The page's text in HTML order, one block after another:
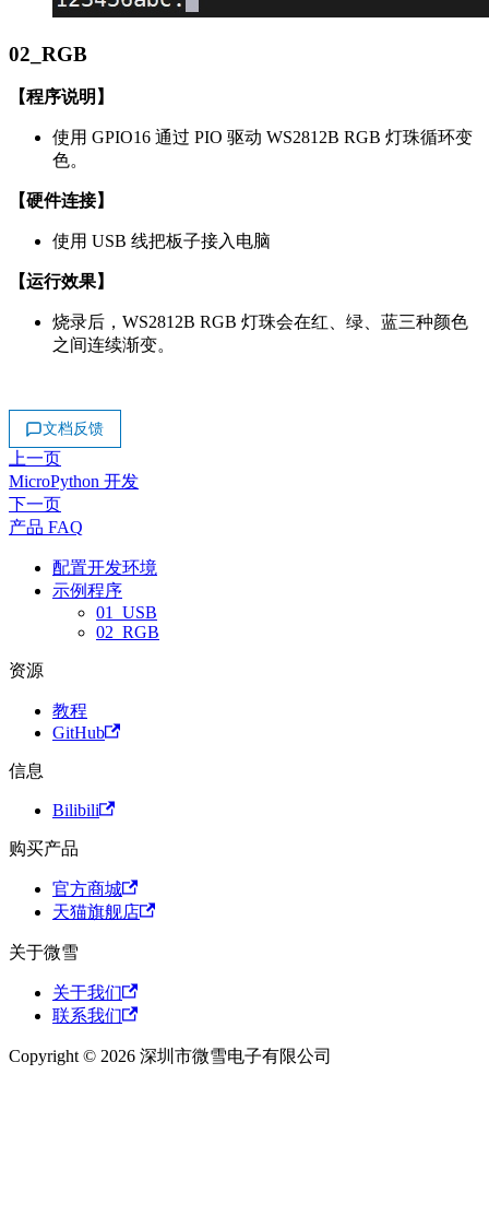
02_RGB
【程序说明】
使用 GPIO16 通过 PIO 驱动 WS2812B RGB 灯珠循环变
色。
【硬件连接】
使用 USB 线把板子接入电脑
【运行效果】
烧录后，WS2812B RGB 灯珠会在红、绿、蓝三种颜色
之间连续渐变。
文档反馈
上一页
MicroPython 开发
下一页
产品 FAQ
配置开发环境
示例程序
01_USB
02_RGB
资源
教程
GitHub
信息
Bilibili
购买产品
官方商城
天猫旗舰店
关于微雪
关于我们
联系我们
Copyright © 2026 深圳市微雪电子有限公司